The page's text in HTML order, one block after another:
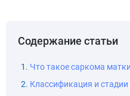
Содержание статьи
Что такое саркома матки
Классификация и стадии